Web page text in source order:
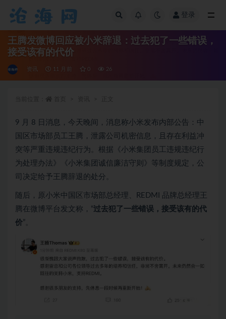
登录
王腾发微博回应被小米辞退：过去犯了一些错误，
接受该有的代价
资讯 11 月前 0 26
9 月 8 日消息，今天晚间，消息称小米发布内部公告：中
国区市场部员工王腾，泄露公司机密信息，且存在利益冲
突等严重违规违纪行为。根据《小米集团员工违规违纪行
为处理办法》《小米集团诚信廉洁守则》等制度规定，公
司决定给予王腾辞退的处分。
随后，原小米中国区市场部总经理、REDMI 品牌总经理王
腾在微博平台发文称，“过去犯了一些错误，接受该有的代
价”。